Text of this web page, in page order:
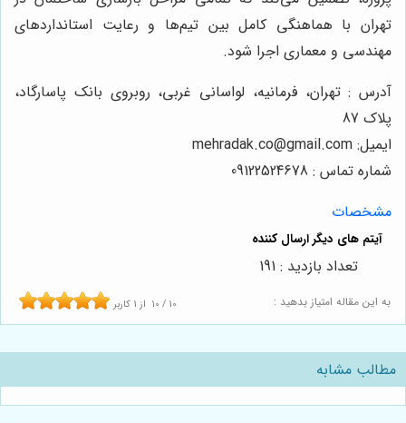
تهران با هماهنگی کامل بین تیم‌ها و رعایت استانداردهای
مهندسی و معماری اجرا شود.
آدرس : تهران، فرمانیه، لواسانی غربی، روبروی بانک پاسارگاد،
پلاک 87
ایمیل: mehradak.co@gmail.com
شماره تماس : 09122524678
مشخصات
به این مقاله امتیاز بدهید : 10 / 10 از1 کاربر
تعداد بازدید : 191
مطالب مشابه